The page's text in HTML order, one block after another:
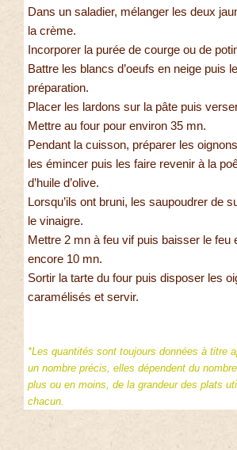
Dans un saladier, mélanger les deux
la crème.
Incorporer la purée de courge ou de
Battre les blancs d’oeufs en neige puis
préparation.
Placer les lardons sur la pâte puis
Mettre au four pour environ 35 mn.
Pendant la cuisson, préparer les
les émincer puis les faire revenir à la
d’huile d’olive.
Lorsqu’ils ont bruni, les saupoudrer de
le vinaigre.
Mettre 2 mn à feu vif puis baisser le feu
encore 10 mn.
Sortir la tarte du four puis disposer les
caramélisés et servir.
*Les quantités sont toujours données à titre
un nombre précis, elles dépendent du
plus ou en moins, de la grandeur des plats
chacun.